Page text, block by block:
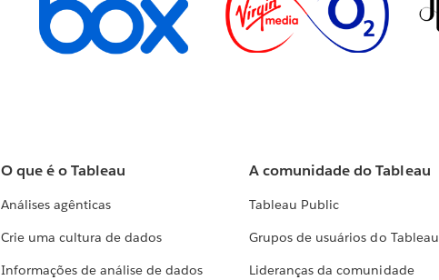
O que é o Tableau
Análises agênticas
Crie uma cultura de dados
Informações de análise de dados
A comunidade do Tableau
Tableau Public
Grupos de usuários do Tableau
Lideranças da comunidade